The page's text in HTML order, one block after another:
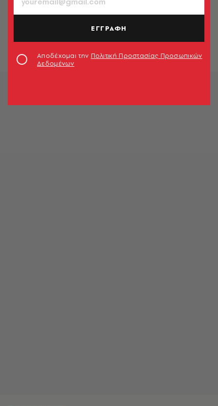
SHOPPING
Ψωνίζουμε ρούχα και αξεσουάρ για
γυμναστήριο ή jogging
Μαρία-Ιωάννα Σιγαλού
ΕΓΓΡΑΦΗ
Αποδέχομαι την Πολιτική Προστασίας Προσωπικών
Δεδομένων